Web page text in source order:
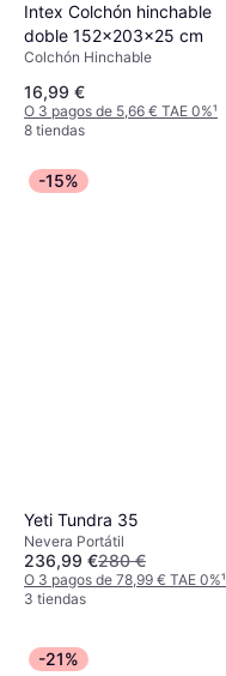
Intex Colchón hinchable
doble 152x203x25 cm
Colchón Hinchable
16,99 €
O 3 pagos de 5,66 € TAE 0%¹
8 tiendas
-15%
Yeti Tundra 35
Nevera Portátil
236,99 €280 €
O 3 pagos de 78,99 € TAE 0%¹
3 tiendas
-21%